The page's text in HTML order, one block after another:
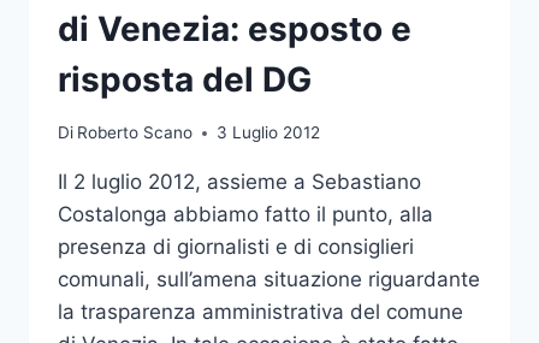
di Venezia: esposto e
risposta del DG
Di Roberto Scano 3 Luglio 2012
Il 2 luglio 2012, assieme a Sebastiano
Costalonga abbiamo fatto il punto, alla
presenza di giornalisti e di consiglieri
comunali, sull’amena situazione riguardante
la trasparenza amministrativa del comune